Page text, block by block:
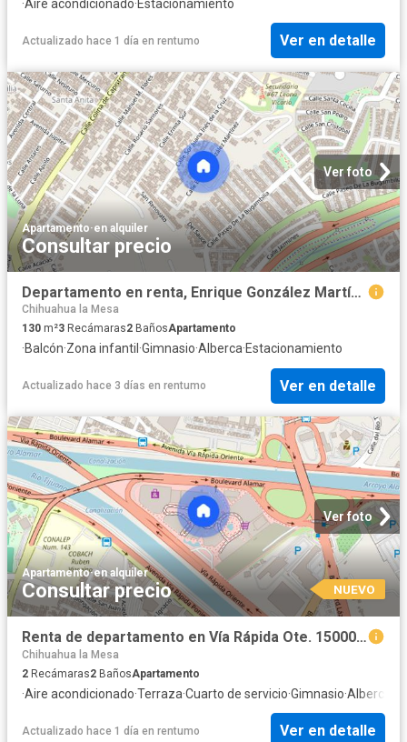
·Aire acondicionado·Estacionamiento
Actualizado hace 1 día en rentumo Ver en detalle
Ver foto
Apartamento·en alquiler
Consultar precio
Departamento en renta, Enrique González Martínez, Colonia El Mirador La Mesa, C.P. 22195
Chihuahua la Mesa
130 m²3 Recámaras2 BañosApartamento
·Balcón·Zona infantil ·Gimnasio·Alberca·Estacionamiento
Actualizado hace 3 días en rentumo Ver en detalle
Ver foto
Apartamento·en alquiler
Consultar precio NUEVO
Renta de departamento en Vía Rápida Ote. 15000, Chapultepec Alamar, 22110 Tijuana, B.C. #15000, Colonia Los Pirules, C.P. 22110
Chihuahua la Mesa
2 Recámaras2 BañosApartamento
·Aire acondicionado·Terraza·Cuarto de servicio·Gimnasio·Alberca
Actualizado hace 1 día en rentumo Ver en detalle